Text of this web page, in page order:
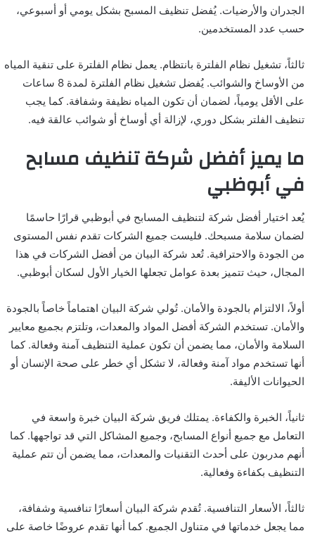
الجدران والأرضيات. يُفضل تنظيف المسبح بشكل يومي أو أسبوعي،
حسب عدد المستخدمين.
ثالثاً، تشغيل نظام الفلترة بانتظام. يعمل نظام الفلترة على تنقية المياه
من الأوساخ والشوائب. يُفضل تشغيل نظام الفلترة لمدة 8 ساعات
على الأقل يومياً، لضمان أن تكون المياه نظيفة وشفافة. كما يجب
تنظيف الفلتر بشكل دوري، لإزالة أي أوساخ أو شوائب عالقة فيه.
ما يميز أفضل شركة تنظيف مسابح
في أبوظبي
يُعد اختيار أفضل شركة لتنظيف المسابح في أبوظبي قرارًا حاسمًا
لضمان سلامة مسبحك. فليست جميع الشركات تقدم نفس المستوى
من الجودة والاحترافية. تُعد شركة البيان من أفضل الشركات في هذا
المجال، حيث تتميز بعدة عوامل تجعلها الخيار الأول لسكان أبوظبي.
أولاً، الالتزام بالجودة والأمان. تُولي شركة البيان اهتماماً خاصاً بالجودة
والأمان. تستخدم الشركة أفضل المواد والمعدات، وتلتزم بجميع معايير
السلامة والأمان، مما يضمن أن تكون عملية التنظيف آمنة وفعالة. كما
أنها تستخدم مواد آمنة وفعالة، لا تشكل أي خطر على صحة الإنسان أو
الحيوانات الأليفة.
ثانياً، الخبرة والكفاءة. يمتلك فريق شركة البيان خبرة واسعة في
التعامل مع جميع أنواع المسابح، وجميع المشاكل التي قد تواجهها. كما
أنهم مدربون على أحدث التقنيات والمعدات، مما يضمن أن تتم عملية
التنظيف بكفاءة وفعالية.
ثالثاً، الأسعار التنافسية. تُقدم شركة البيان أسعارًا تنافسية وشفافة،
مما يجعل خدماتها في متناول الجميع. كما أنها تقدم عروضًا خاصة على